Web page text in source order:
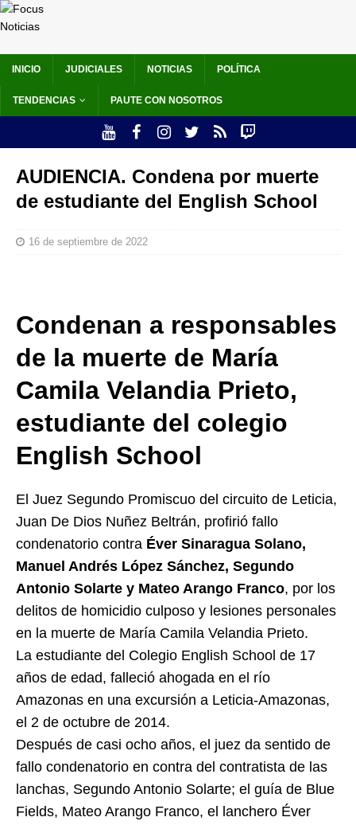
INICIO JUDICIALES NOTICIAS POLÍTICA
TENDENCIAS PAUTE CON NOSOTROS
AUDIENCIA. Condena por muerte
de estudiante del English School
16 de septiembre de 2022
Condenan a responsables
de la muerte de María
Camila Velandia Prieto,
estudiante del colegio
English School
El Juez Segundo Promiscuo del circuito de Leticia,
Juan De Dios Nuñez Beltrán, profirió fallo
condenatorio contra Éver Sinaragua Solano,
Manuel Andrés López Sánchez, Segundo
Antonio Solarte y Mateo Arango Franco, por los
delitos de homicidio culposo y lesiones personales
en la muerte de María Camila Velandia Prieto.
La estudiante del Colegio English School de 17
años de edad, falleció ahogada en el río
Amazonas en una excursión a Leticia-Amazonas,
el 2 de octubre de 2014.
Después de casi ocho años, el juez da sentido de
fallo condenatorio en contra del contratista de las
lanchas, Segundo Antonio Solarte; el guía de Blue
Fields, Mateo Arango Franco, el lanchero Éver